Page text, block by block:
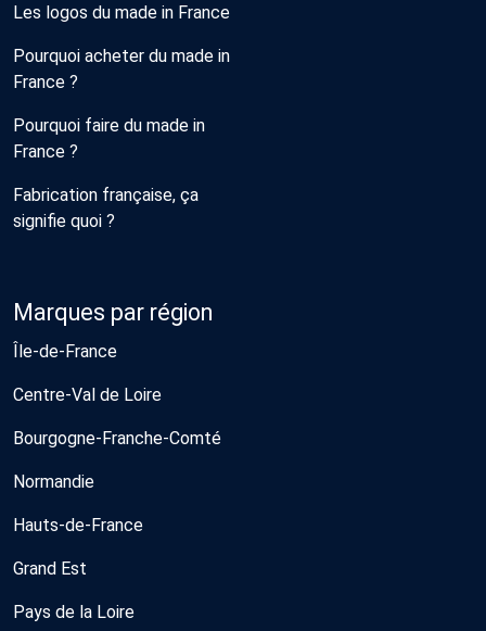
Les logos du made in France
Pourquoi acheter du made in
France ?
Pourquoi faire du made in
France ?
Fabrication française, ça
signifie quoi ?
Marques par région
Île-de-France
Centre-Val de Loire
Bourgogne-Franche-Comté
Normandie
Hauts-de-France
Grand Est
Pays de la Loire